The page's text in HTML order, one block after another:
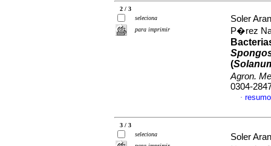
2 / 3
seleciona
para imprimir
Soler
P�rez
(
Agron.
0304-
·
3 / 3
seleciona
Soler